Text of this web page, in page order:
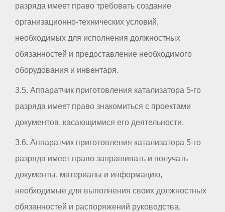
разряда имеет право требовать создание
организационно-технических условий,
необходимых для исполнения должностных
обязанностей и предоставление необходимого
оборудования и инвентаря.
3.5. Аппаратчик приготовления катализатора 5-го
разряда имеет право знакомиться с проектами
документов, касающимися его деятельности.
3.6. Аппаратчик приготовления катализатора 5-го
разряда имеет право запрашивать и получать
документы, материалы и информацию,
необходимые для выполнения своих должностных
обязанностей и распоряжений руководства.